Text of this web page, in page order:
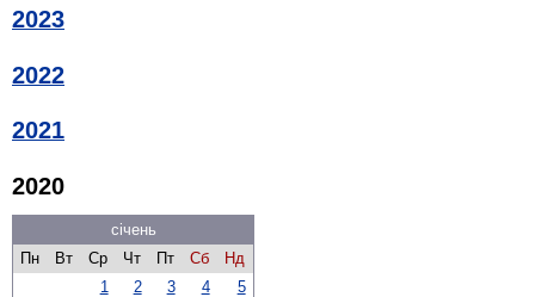
2023
2022
2021
2020
січень
Пн
Вт Ср Чт Пт Сб
Нд
1
2 3 4
5